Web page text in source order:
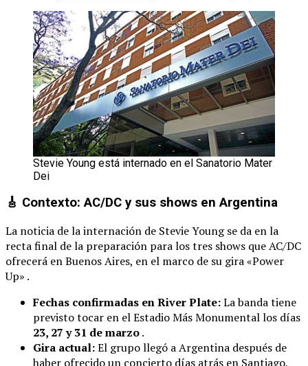
Stevie Young está internado en el Sanatorio Mater
Dei
🎸 Contexto: AC/DC y sus shows en Argentina
La noticia de la internación de Stevie Young se da en la
recta final de la preparación para los tres shows que AC/DC
ofrecerá en Buenos Aires, en el marco de su gira «Power
Up» .
Fechas confirmadas en River Plate:La banda tiene
previsto tocar en el Estadio Más Monumental los días
23, 27 y 31 de marzo.
Gira actual:El grupo llegó a Argentina después de
haber ofrecido un concierto días atrás en Santiago,